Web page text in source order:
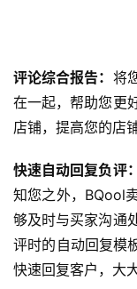
评论综合报告： 将
在一起，帮助您更
店铺，提高您的店
快速自动回复负评：
知您之外，BQool
够及时与买家沟通
评时的自动回复模
快速回复客户，大